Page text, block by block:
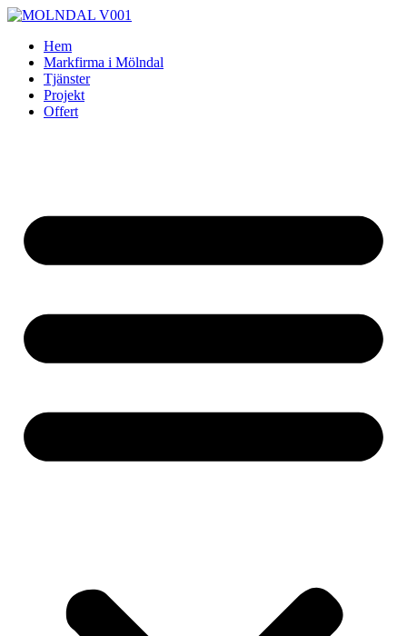
Skip
contentHem
Markfirma i Mölndal
Tjänster
Projekt
Offert